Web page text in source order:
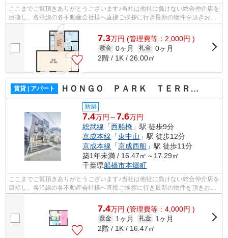
ここまでご覧頂きありがとうございます♪当社は他社に負けない総合仲介店を
目指し、各沿線の各不動産会社様へ直接ご挨拶に行き最新の物件を頂きお客
様へ提供しております！最新の情報は...
7.3万円 (管理費等：2,000円 )
敷金 0ヶ月 礼金 0ヶ月
2階 / 1K / 26.00㎡
賃貸 | アパート ＨＯＮＧＯ ＰＡＲＫ ＴＥＲＲＡＣＥ
新築
7.4万円～7.6万円
総武線 「西船橋 」駅 徒歩9分
京成本線 「東中山 」駅 徒歩12分
京成本線 「京成西船 」駅 徒歩11分
築1年未満 / 16.47㎡～17.29㎡
千葉県船橋市本郷町
ここまでご覧頂きありがとうございます♪当社は他社に負けない総合仲介店を
目指し、各沿線の各不動産会社様へ直接ご挨拶に行き最新の物件を頂きお客
7.4万円 (管理費等：4,000円 )
敷金 1ヶ月 礼金
1ヶ月
2階 / 1K / 16.47㎡